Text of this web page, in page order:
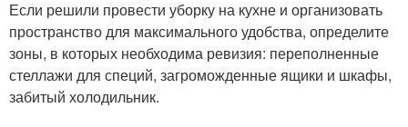
Если решили провести уборку на кухне и организовать
пространство для максимального удобства, определите
зоны, в которых необходима ревизия: переполненные
стеллажи для специй, загроможденные ящики и шкафы,
забитый холодильник.